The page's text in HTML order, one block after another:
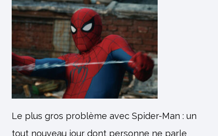
Le plus gros problème avec Spider-Man : un
tout nouveau jour dont personne ne parle